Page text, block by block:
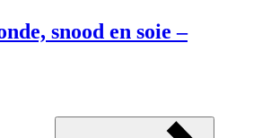
snood en soie –